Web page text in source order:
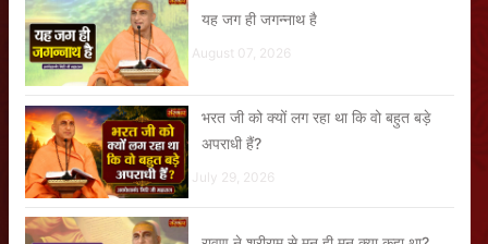
यह जग ही जगन्नाथ है
August 07, 2026
भरत जी को क्यों लग रहा था कि वो बहुत बड़े
अपराधी हैं?
July 29, 2026